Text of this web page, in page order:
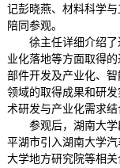
记彭晓燕、材料科学
陪同参观。
徐主任详细介绍
业化落地等方面取得的
部件开发及产业化、 智
领域的取得成果和研发
术研发与产业化需求结
参观后，湖南大
平湖市引入湖南大学
大学地方研究院等相关